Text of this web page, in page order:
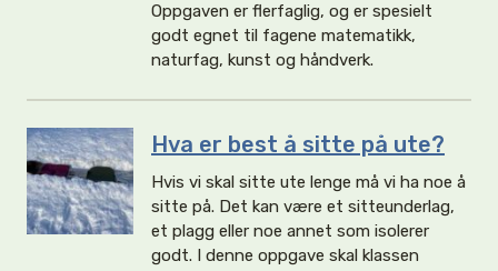
Oppgaven er flerfaglig, og er spesielt
godt egnet til fagene matematikk,
naturfag, kunst og håndverk.
Hva er best å sitte på ute?
Hvis vi skal sitte ute lenge må vi ha noe å
sitte på. Det kan være et sitteunderlag,
et plagg eller noe annet som isolerer
godt. I denne oppgave skal klassen